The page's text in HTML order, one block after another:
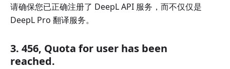
请确保您已正确注册了 DeepL API 服务，而不仅仅是
DeepL Pro 翻译服务。
3. 456, Quota for user has been
reached.